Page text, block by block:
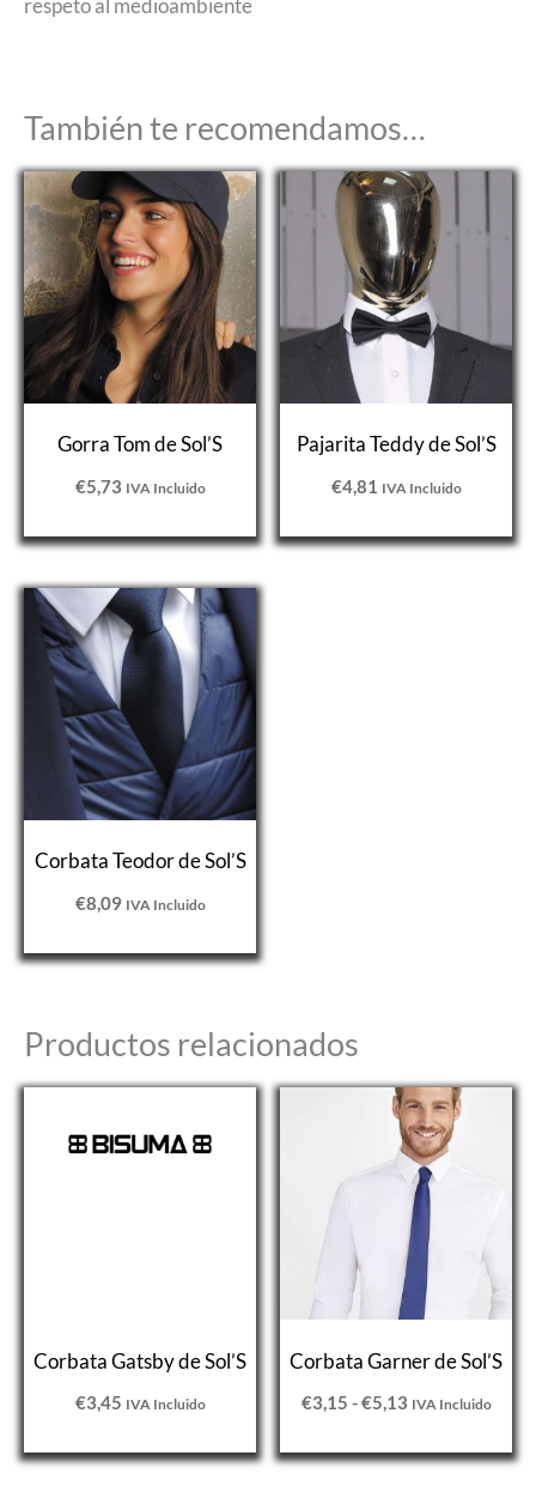
respeto al medioambiente
También te recomendamos…
Gorra Tom de Sol’S
€5,73 IVA Incluido
Pajarita Teddy de Sol’S
€4,81 IVA Incluido
Corbata Teodor de Sol’S
€8,09 IVA Incluido
Productos relacionados
Corbata Gatsby de Sol’S
€3,45 IVA Incluido
Corbata Garner de Sol’S
€3,15 -€5,13
Rango
de
precios:
desde
€3,15
hasta
€5,13
IVA Incluido